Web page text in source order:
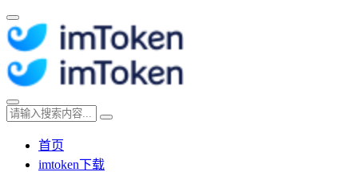
首页
imtoken下载